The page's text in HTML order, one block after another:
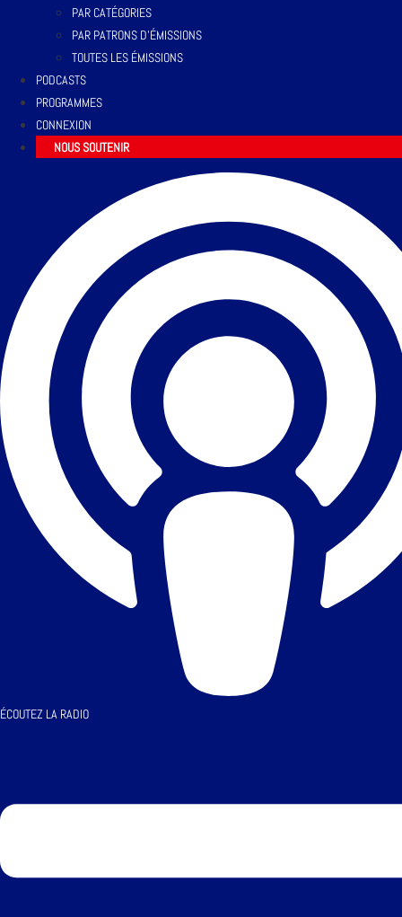
PAR CATÉGORIES
PAR PATRONS D’ÉMISSIONS
TOUTES LES ÉMISSIONS
PODCASTS
PROGRAMMES
CONNEXION
NOUS SOUTENIR
ÉCOUTEZ LA RADIO